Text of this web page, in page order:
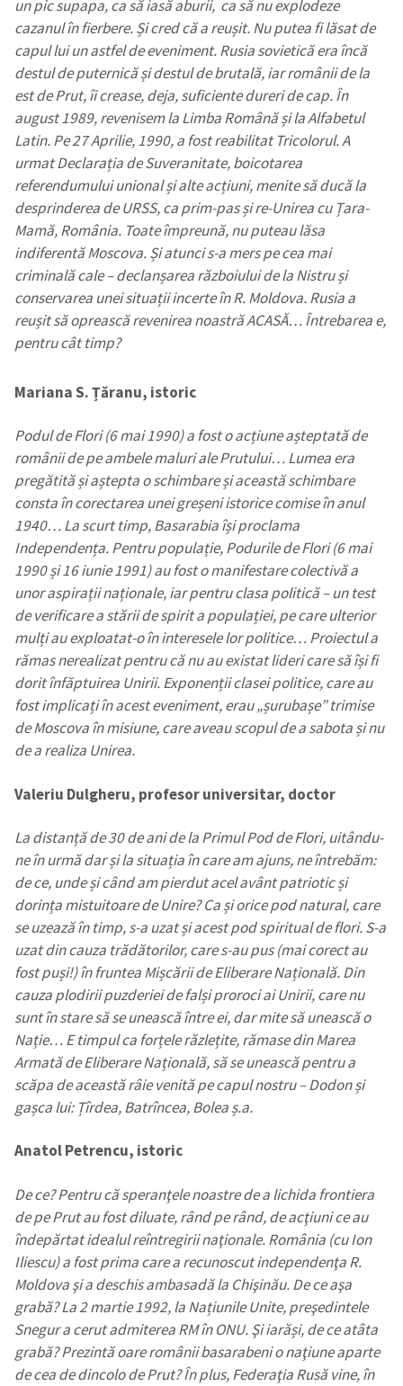
Trimite o informație
Despre ZdG
in English
на русском
un pic supapa, ca să iasă aburii, ca să nu explodeze
cazanul în fierbere. Și cred că a reușit. Nu putea fi lăsat de
capul lui un astfel de eveniment. Rusia sovietică era încă
destul de puternică și destul de brutală, iar românii de la
est de Prut, îi crease, deja, suficiente dureri de cap. În
august 1989, revenisem la Limba Română și la Alfabetul
Latin. Pe 27 Aprilie, 1990, a fost reabilitat Tricolorul. A
urmat Declarația de Suveranitate, boicotarea
referendumului unional și alte acțiuni, menite să ducă la
desprinderea de URSS, ca prim-pas și re-Unirea cu Țara-
Mamă, România. Toate împreună, nu puteau lăsa
indiferentă Moscova. Și atunci s-a mers pe cea mai
criminală cale – declanșarea războiului de la Nistru și
conservarea unei situații incerte în R. Moldova. Rusia a
reușit să oprească revenirea noastră ACASĂ… Întrebarea e,
pentru cât timp?
Mariana S. Țăranu, istoric
Podul de Flori (6 mai 1990) a fost o acțiune așteptată de
românii de pe ambele maluri ale Prutului… Lumea era
pregătită și aștepta o schimbare și această schimbare
consta în corectarea unei greșeni istorice comise în anul
1940… La scurt timp, Basarabia își proclama
Independența. Pentru populație, Podurile de Flori (6 mai
1990 și 16 iunie 1991) au fost o manifestare colectivă a
unor aspirații naționale, iar pentru clasa politică – un test
de verificare a stării de spirit a populației, pe care ulterior
mulți au exploatat-o în interesele lor politice… Proiectul a
rămas nerealizat pentru că nu au existat lideri care să își fi
dorit înfăptuirea Unirii. Exponenții clasei politice, care au
fost implicați în acest eveniment, erau „șurubașe” trimise
de Moscova în misiune, care aveau scopul de a sabota și nu
de a realiza Unirea.
Valeriu Dulgheru, profesor universitar, doctor
La distanță de 30 de ani de la Primul Pod de Flori, uitându-
ne în urmă dar și la situația în care am ajuns, ne întrebăm:
de ce, unde și când am pierdut acel avânt patriotic și
dorința mistuitoare de Unire? Ca și orice pod natural, care
se uzează în timp, s-a uzat și acest pod spiritual de flori. S-a
uzat din cauza trădătorilor, care s-au pus (mai corect au
fost puși!) în fruntea Mișcării de Eliberare Națională. Din
cauza plodirii puzderiei de falși proroci ai Unirii, care nu
sunt în stare să se unească între ei, dar mite să unească o
Nație… E timpul ca forțele răzlețite, rămase din Marea
Armată de Eliberare Națională, să se unească pentru a
scăpa de această râie venită pe capul nostru – Dodon și
gașca lui: Țîrdea, Batrîncea, Bolea ș.a.
Anatol Petrencu, istoric
De ce? Pentru că speranţele noastre de a lichida frontiera
de pe Prut au fost diluate, rând pe rând, de acţiuni ce au
îndepărtat idealul reîntregirii naţionale. România (cu Ion
Iliescu) a fost prima care a recunoscut independenţa R.
Moldova şi a deschis ambasadă la Chişinău. De ce aşa
grabă? La 2 martie 1992, la Națiunile Unite, preşedintele
Snegur a cerut admiterea RM în ONU. Şi iarăși, de ce atâta
grabă? Prezintă oare românii basarabeni o naţiune aparte
de cea de dincolo de Prut? În plus, Federaţia Rusă vine, în